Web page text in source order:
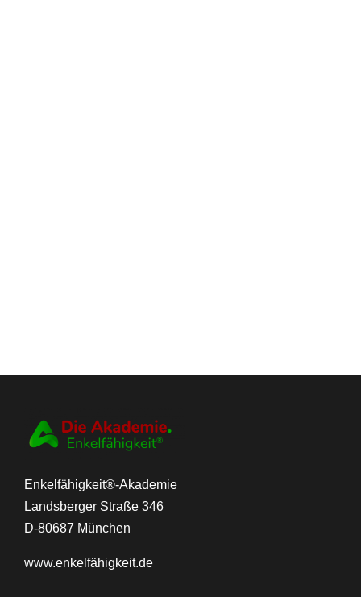
Enkelfähigkeit®-Akademie
Landsberger Straße 346
D-80687 München
www.enkelfähigkeit.de